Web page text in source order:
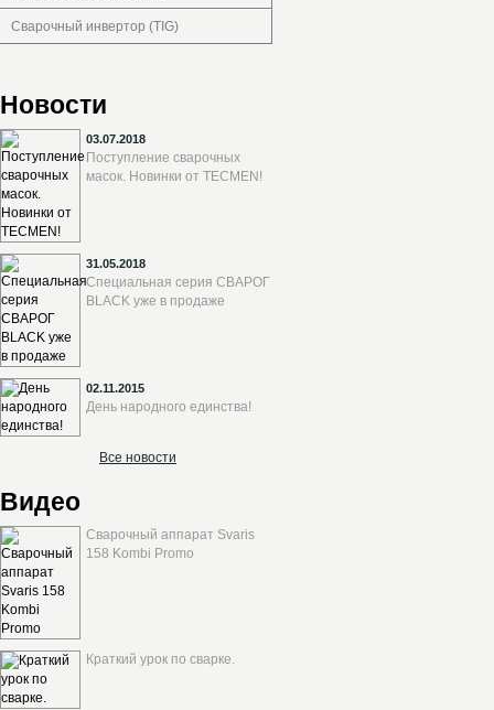
Сварочный инвертор (TIG)
Новости
03.07.2018
Поступление сварочных
масок. Новинки от TECMEN!
31.05.2018
Специальная серия СВАРОГ
BLACK уже в продаже
02.11.2015
День народного единства!
Все новости
Видео
Сварочный аппарат Svaris
158 Kombi Promo
Краткий урок по сварке.